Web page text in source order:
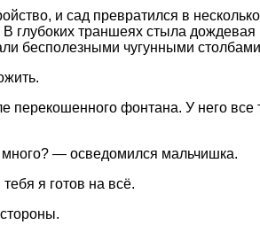
и сад превратился в
В глубоких траншеях стыла
бесполезными чугунными
перекошенного фонтана. У него все
— осведомился мальчишка.
я готов на всё.